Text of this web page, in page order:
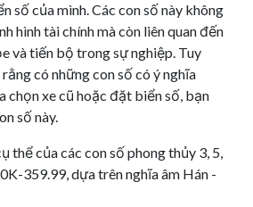
số của mình. Các con số này không
hình tài chính mà còn liên quan đến
và tiến bộ trong sự nghiệp. Tuy
có những con số có ý nghĩa
chọn xe cũ hoặc đặt biển số, bạn
số này.
thể của các con số phong thủy 3, 5,
359.99, dựa trên nghĩa âm Hán -